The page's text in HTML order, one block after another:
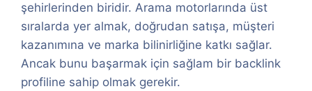
şehirlerinden biridir. Arama motorlarında üst
sıralarda yer almak, doğrudan satışa, müşteri
kazanımına ve marka bilinirliğine katkı sağlar.
Ancak bunu başarmak için sağlam bir backlink
profiline sahip olmak gerekir.